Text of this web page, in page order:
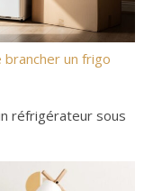
un frigo
réfrigérateur sous